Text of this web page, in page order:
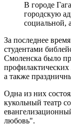
В городе
городскую
социальной,
За последнее
студентами
Смоленска было
профилактических
а также
Одна из них
кукольный театр
любовь".